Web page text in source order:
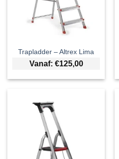
Trapladder – Altrex Lima
Vanaf: €125,00